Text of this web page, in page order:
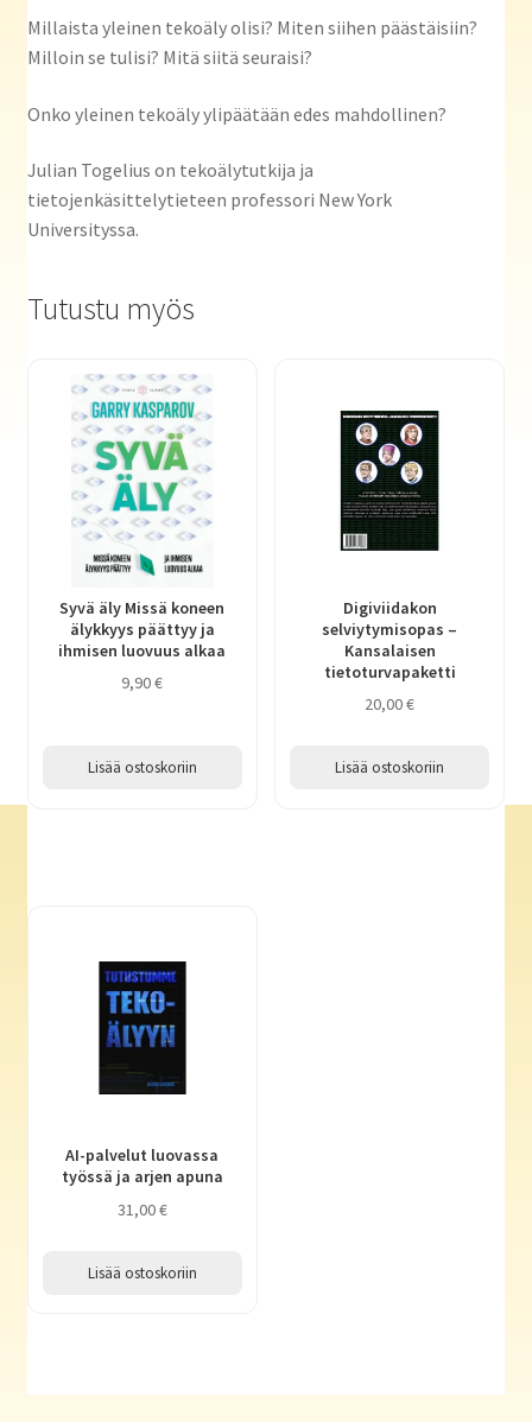
Millaista yleinen tekoäly olisi? Miten siihen päästäisiin?
Milloin se tulisi? Mitä siitä seuraisi?
Onko yleinen tekoäly ylipäätään edes mahdollinen?
Julian Togelius on tekoälytutkija ja
tietojenkäsittelytieteen professori New York
Universityssa.
Tutustu myös
Syvä äly Missä koneen
älykkyys päättyy ja
ihmisen luovuus alkaa
9,90€
Lisää ostoskoriin
Digiviidakon
selviytymisopas –
Kansalaisen
tietoturvapaketti
20,00€
Lisää ostoskoriin
AI-palvelut luovassa
työssä ja arjen apuna
31,00€
Lisää ostoskoriin